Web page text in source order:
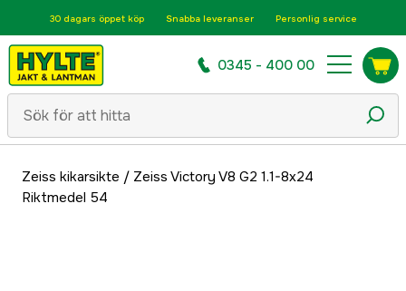
30 dagars öppet köp Snabba leveranser Personlig service
0345 - 400 00
Zeiss kikarsikte / Zeiss Victory V8 G2 1.1-8x24
Riktmedel 54